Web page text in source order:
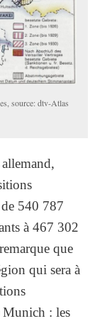
source: dtv-Atlas
540 787
à 467 302
que
qui sera à
Munich : les